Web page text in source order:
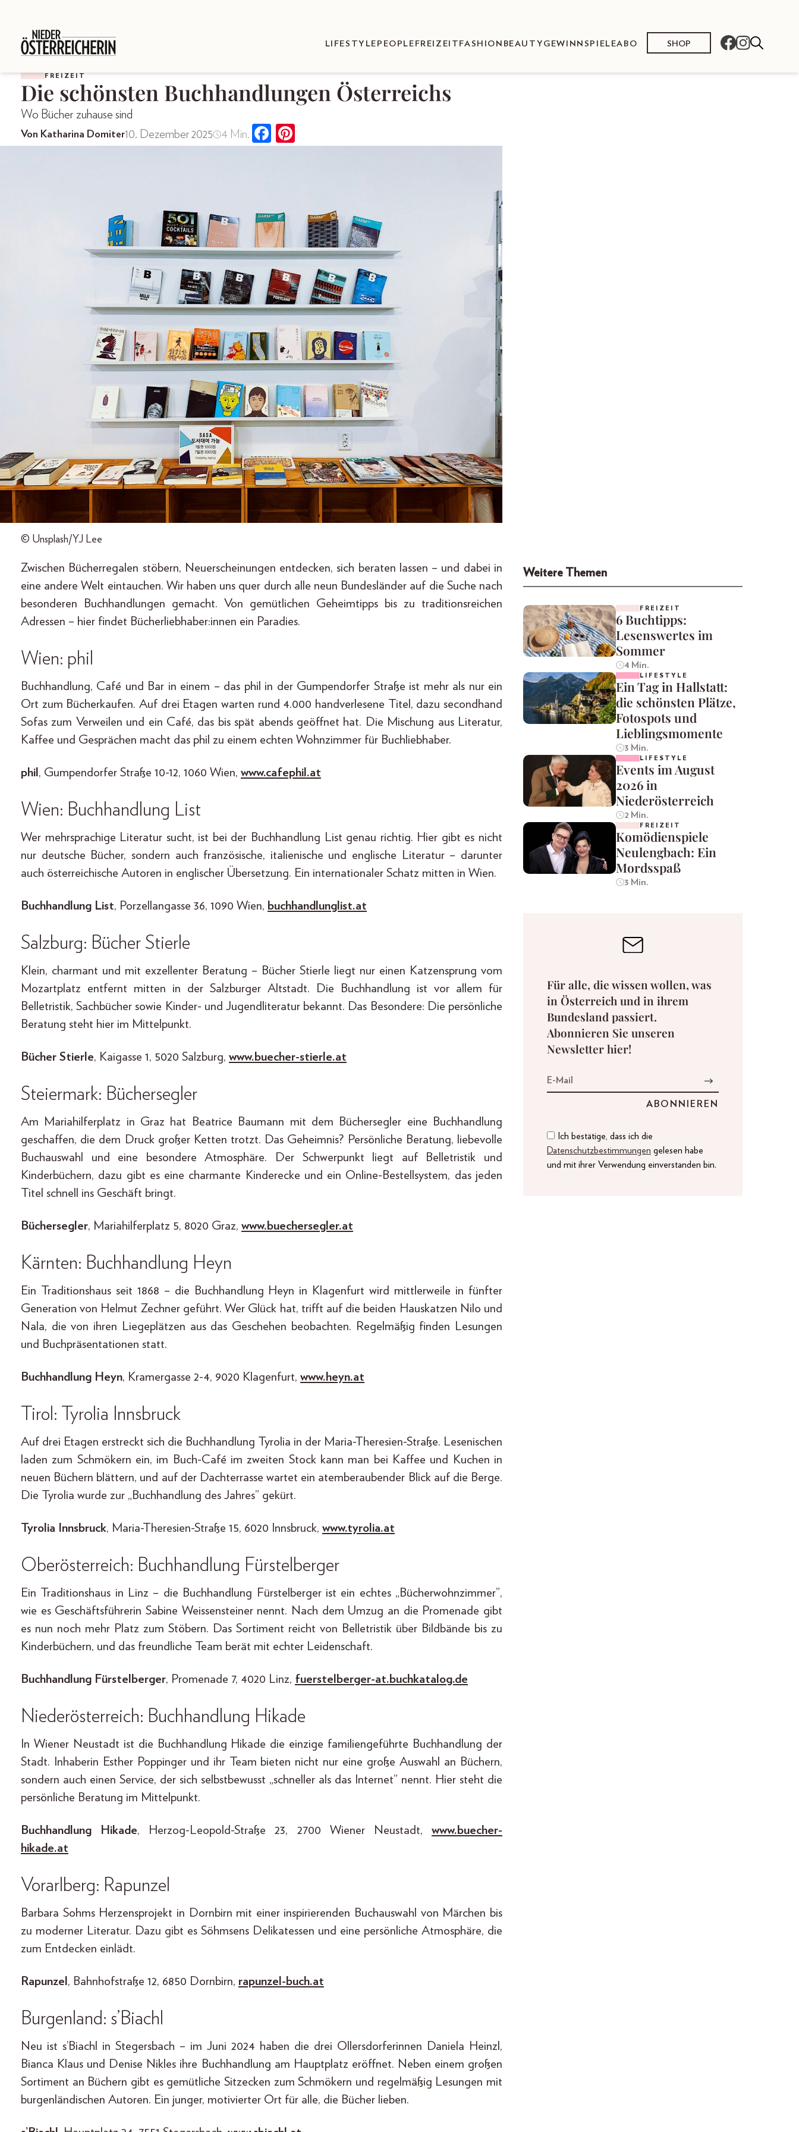
LIFESTYLE PEOPLE FREIZEIT FASHION BEAUTY GEWINNSPIELEABO SHOP
FREIZEIT
Die schönsten Buchhandlungen Österreichs
Wo Bücher zuhause sind
Von Katharina Domiter10. Dezember 2025 4 Min.
© Unsplash/YJ Lee
Zwischen Bücherregalen stöbern, Neuerscheinungen entdecken, sich beraten lassen – und dabei in
eine andere Welt eintauchen. Wir haben uns quer durch alle neun Bundesländer auf die Suche nach
besonderen Buchhandlungen gemacht. Von gemütlichen Geheimtipps bis zu traditionsreichen
Adressen – hier findet Bücherliebhaber:innen ein Paradies.
Wien: phil
Buchhandlung, Café und Bar in einem – das phil in der Gumpendorfer Straße ist mehr als nur ein
Ort zum Bücherkaufen. Auf drei Etagen warten rund 4.000 handverlesene Titel, dazu secondhand
Sofas zum Verweilen und ein Café, das bis spät abends geöffnet hat. Die Mischung aus Literatur,
Kaffee und Gesprächen macht das phil zu einem echten Wohnzimmer für Buchliebhaber.
phil , Gumpendorfer Straße 10-12, 1060 Wien, www.cafephil.at
Wien: Buchhandlung List
Wer mehrsprachige Literatur sucht, ist bei der Buchhandlung List genau richtig. Hier gibt es nicht
nur deutsche Bücher, sondern auch französische, italienische und englische Literatur – darunter
auch österreichische Autoren in englischer Übersetzung. Ein internationaler Schatz mitten in Wien.
Buchhandlung List, Porzellangasse 36, 1090 Wien, buchhandlunglist.at
Salzburg: Bücher Stierle
Klein, charmant und mit exzellenter Beratung – Bücher Stierle liegt nur einen Katzensprung vom
Mozartplatz entfernt mitten in der Salzburger Altstadt. Die Buchhandlung ist vor allem für
Belletristik, Sachbücher sowie Kinder- und Jugendliteratur bekannt. Das Besondere: Die persönliche
Beratung steht hier im Mittelpunkt.
Bücher Stierle, Kaigasse 1, 5020 Salzburg, www.buecher-stierle.at
Steiermark: Büchersegler
Am Mariahilferplatz in Graz hat Beatrice Baumann mit dem Büchersegler eine Buchhandlung
geschaffen, die dem Druck großer Ketten trotzt. Das Geheimnis? Persönliche Beratung, liebevolle
Buchauswahl und eine besondere Atmosphäre. Der Schwerpunkt liegt auf Belletristik und
Kinderbüchern, dazu gibt es eine charmante Kinderecke und ein Online-Bestellsystem, das jeden
Titel schnell ins Geschäft bringt.
Büchersegler, Mariahilferplatz 5, 8020 Graz, www.buechersegler.at
Kärnten: Buchhandlung Heyn
Ein Traditionshaus seit 1868 – die Buchhandlung Heyn in Klagenfurt wird mittlerweile in fünfter
Generation von Helmut Zechner geführt. Wer Glück hat, trifft auf die beiden Hauskatzen Nilo und
Nala, die von ihren Liegeplätzen aus das Geschehen beobachten. Regelmäßig finden Lesungen
und Buchpräsentationen statt.
Buchhandlung Heyn, Kramergasse 2-4, 9020 Klagenfurt, www.heyn.at
Tirol: Tyrolia Innsbruck
Auf drei Etagen erstreckt sich die Buchhandlung Tyrolia in der Maria-Theresien-Straße. Lesenischen
laden zum Schmökern ein, im Buch-Café im zweiten Stock kann man bei Kaffee und Kuchen in
neuen Büchern blättern, und auf der Dachterrasse wartet ein atemberaubender Blick auf die Berge.
Die Tyrolia wurde zur „Buchhandlung des Jahres” gekürt.
Tyrolia Innsbruck, Maria-Theresien-Straße 15, 6020 Innsbruck, www.tyrolia.at
Oberösterreich: Buchhandlung Fürstelberger
Ein Traditionshaus in Linz – die Buchhandlung Fürstelberger ist ein echtes „Bücherwohnzimmer”,
wie es Geschäftsführerin Sabine Weissensteiner nennt. Nach dem Umzug an die Promenade gibt
es nun noch mehr Platz zum Stöbern. Das Sortiment reicht von Belletristik über Bildbände bis zu
Kinderbüchern, und das freundliche Team berät mit echter Leidenschaft.
Buchhandlung Fürstelberger, Promenade 7, 4020 Linz, fuerstelberger-at.buchkatalog.de
Niederösterreich: Buchhandlung Hikade
In Wiener Neustadt ist die Buchhandlung Hikade die einzige familiengeführte Buchhandlung der
Stadt. Inhaberin Esther Poppinger und ihr Team bieten nicht nur eine große Auswahl an Büchern,
sondern auch einen Service, der sich selbstbewusst „schneller als das Internet” nennt. Hier steht die
persönliche Beratung im Mittelpunkt.
Buchhandlung Hikade, Herzog-Leopold-Straße 23, 2700 Wiener Neustadt,www.buecher-
hikade.at
Vorarlberg: Rapunzel
Barbara Sohms Herzensprojekt in Dornbirn mit einer inspirierenden Buchauswahl von Märchen bis
zu moderner Literatur. Dazu gibt es Söhmsens Delikatessen und eine persönliche Atmosphäre, die
zum Entdecken einlädt.
Rapunzel , Bahnhofstraße 12, 6850 Dornbirn, rapunzel-buch.at
Burgenland: s’Biachl
Neu ist s’Biachl in Stegersbach – im Juni 2024 haben die drei Ollersdorferinnen Daniela Heinzl,
Bianca Klaus und Denise Nikles ihre Buchhandlung am Hauptplatz eröffnet. Neben einem großen
Sortiment an Büchern gibt es gemütliche Sitzecken zum Schmökern und regelmäßig Lesungen mit
burgenländischen Autoren. Ein junger, motivierter Ort für alle, die Bücher lieben.
Weitere Themen
FREIZEIT
6 Buchtipps:
Lesenswertes im
Sommer
4 Min.
LIFESTYLE
Ein Tag in Hallstatt:
die schönsten Plätze,
Fotospots und
Lieblingsmomente
3 Min.
LIFESTYLE
Events im August
2026 in
Niederösterreich
2 Min.
FREIZEIT
Komödienspiele
Neulengbach: Ein
Mordsspaß
3 Min.
Für alle, die wissen wollen, was
in Österreich und in ihrem
Bundesland passiert.
Abonnieren Sie unseren
Newsletter hier!
Ich bestätige, dass ich die
Datenschutzbestimmungen gelesen habe
und mit ihrer Verwendung einverstanden bin.